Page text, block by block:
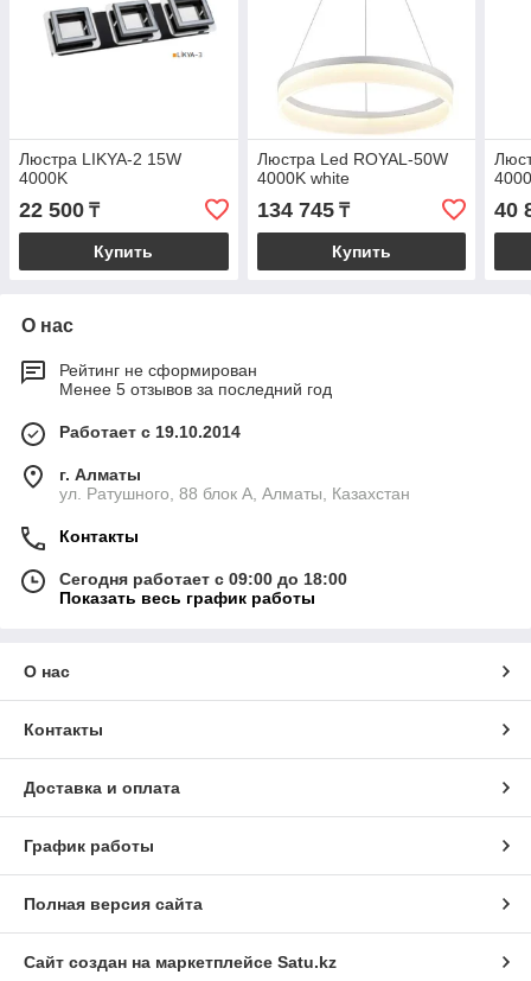
Люстра LIKYA-2 15W
4000K
22 500 ₸
Купить
Люстра Led ROYAL-50W
4000K white
134 745₸
Купить
40
О нас
Рейтинг не сформирован
Менее 5 отзывов за последний год
Работает с 19.10.2014
г. Алматы
ул. Ратушного, 88 блок A, Алматы, Казахстан
Контакты
Сегодня работает с 09:00 до 18:00
Показать весь график работы
О нас
Контакты
Доставка и оплата
График работы
Полная версия сайта
Сайт создан на маркетплейсе Satu.kz